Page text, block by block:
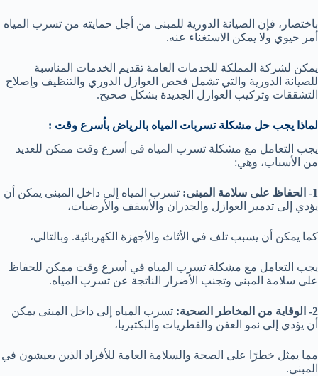
باختصار، فإن الصيانة الدورية للمبنى من أجل حمايته من تسرب المياه
أمر حيوي ولا يمكن الاستغناء عنه.
يمكن لشركة المملكة للخدمات العامة تقديم الخدمات المناسبة
للصيانة الدورية والتي تشمل فحص العوازل الدوري والتنظيف وإصلاح
التشققات وتركيب العوازل الجديدة بشكل صحيح.
لماذا يجب حل مشكلة تسربات المياه بالرياض بأسرع وقت :
يجب التعامل مع مشكلة تسرب المياه في أسرع وقت ممكن للعديد
من الأسباب، وهي:
1- الحفاظ على سلامة المبنى:
تسرب المياه إلى داخل المبنى يمكن أن
يؤدي إلى تدمير العوازل والجدران والأسقف والأرضيات،
كما يمكن أن يسبب تلف في الأثاث والأجهزة الكهربائية. وبالتالي،
يجب التعامل مع مشكلة تسرب المياه في أسرع وقت ممكن للحفاظ
على سلامة المبنى وتجنب الأضرار الناتجة عن تسرب المياه.
2- الوقاية من المخاطر الصحية:
تسرب المياه إلى داخل المبنى يمكن
أن يؤدي إلى نمو العفن والفطريات والبكتيريا،
مما يمثل خطرًا على الصحة والسلامة العامة للأفراد الذين يعيشون في
المبنى.